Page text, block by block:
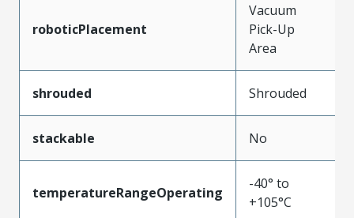
roboticPlacement
Vacuum
Pick-Up
Area
shrouded Shrouded
stackable No
temperatureRangeOperating
-40° to
+105°C